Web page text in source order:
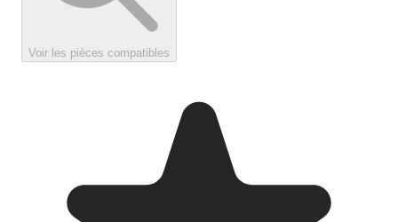
Voir les pièces compatibles